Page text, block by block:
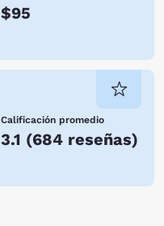
$95
Calificación promedio
3.1 (684 reseñas)